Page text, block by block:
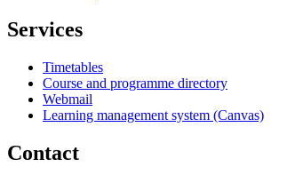
Services
Timetables
Course and programme directory
Webmail
Learning management system (Canvas)
Contact